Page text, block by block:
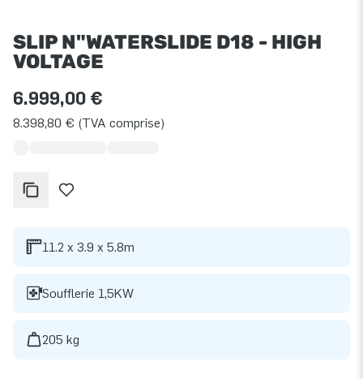
SLIP N"WATERSLIDE D18 - HIGH
VOLTAGE
6.999,00 €
8.398,80 € (TVA comprise)
11.2 x 3.9 x 5.8m
Soufflerie 1,5KW
205 kg